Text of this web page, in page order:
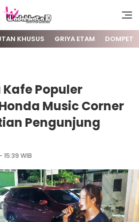
Wadai
Etam Bersuara
KHUSUS GRIYA ETAM DOMPET
Populer
Music Corner
Pengunjung
WIB